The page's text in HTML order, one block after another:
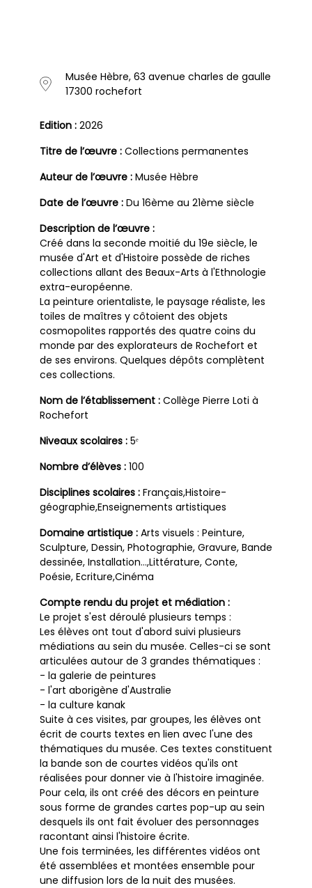
Musée Hèbre, 63 avenue charles de gaulle
17300 rochefort
Edition : 2026
Titre de l’œuvre : Collections permanentes
Auteur de l’œuvre : Musée Hèbre
Date de l’œuvre : Du 16ème au 21ème siècle
Description de l’œuvre :
Créé dans la seconde moitié du 19e siècle, le
musée d'Art et d'Histoire possède de riches
collections allant des Beaux-Arts à l'Ethnologie
extra-européenne.
La peinture orientaliste, le paysage réaliste, les
toiles de maîtres y côtoient des objets
cosmopolites rapportés des quatre coins du
monde par des explorateurs de Rochefort et
de ses environs. Quelques dépôts complètent
ces collections.
Nom de l’établissement : Collège Pierre Loti à
Rochefort
Niveaux scolaires : 5ᵉ
Nombre d’élèves : 100
Disciplines scolaires : Français,Histoire-
géographie,Enseignements artistiques
Domaine artistique : Arts visuels : Peinture,
Sculpture, Dessin, Photographie, Gravure, Bande
dessinée, Installation…,Littérature, Conte,
Poésie, Ecriture,Cinéma
Compte rendu du projet et médiation :
Le projet s'est déroulé plusieurs temps :
Les élèves ont tout d'abord suivi plusieurs
médiations au sein du musée. Celles-ci se sont
articulées autour de 3 grandes thématiques :
- la galerie de peintures
- l'art aborigène d'Australie
- la culture kanak
Suite à ces visites, par groupes, les élèves ont
écrit de courts textes en lien avec l'une des
thématiques du musée. Ces textes constituent
la bande son de courtes vidéos qu'ils ont
réalisées pour donner vie à l'histoire imaginée.
Pour cela, ils ont créé des décors en peinture
sous forme de grandes cartes pop-up au sein
desquels ils ont fait évoluer des personnages
racontant ainsi l'histoire écrite.
Une fois terminées, les différentes vidéos ont
été assemblées et montées ensemble pour
une diffusion lors de la nuit des musées.